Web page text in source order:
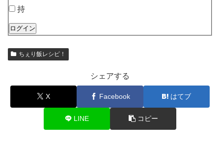
持
ログイン
ちぇり飯レシピ！
シェアする
X Facebook はてブ
LINE コピー